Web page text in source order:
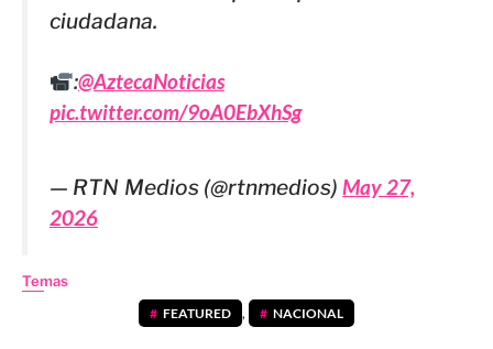
ciudadana.
:@AztecaNoticias
pic.twitter.com/9oA0EbXhSg
— RTN Medios (@rtnmedios)May 27,
2026
Temas
FEATURED , NACIONAL